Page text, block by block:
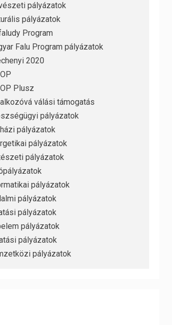
pályázatok
pályázatok
Program
Falu Program pályázatok
2020
Plusz
válási támogatás
pályázatok
pályázatok
pályázatok
pályázatok
pályázatok
pályázatok
pályázatok
pályázatok
pályázatok
pályázatok